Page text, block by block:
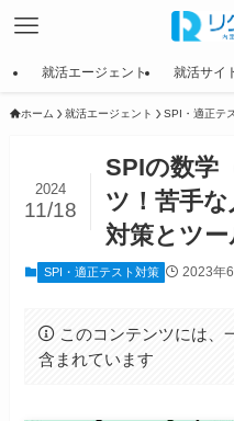
就活エージェント 就活サイ
ホーム 就活エージェント SPI・適正テ
SPIの数学
ツ！苦手
対策とツ
2024
11/18
SPI・適正テスト対策 2023年
このコンテンツには、
含まれています